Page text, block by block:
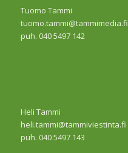
Tuomo Tammi
tuomo.tammi@tammimedia.fi
puh. 040 5497 142
Heli Tammi
heli.tammi@tammiviestinta.fi
puh. 040 5497 143